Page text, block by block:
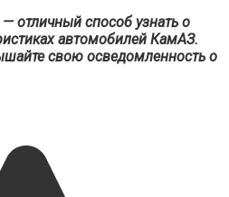
— отличный способ узнать о
автомобилей КамАЗ.
свою осведомленность о